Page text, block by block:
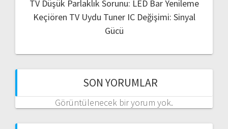
TV Düşük Parlaklık Sorunu: LED Bar Yenileme
Keçiören TV Uydu Tuner IC Değişimi: Sinyal
Gücü
SON YORUMLAR
Görüntülenecek bir yorum yok.